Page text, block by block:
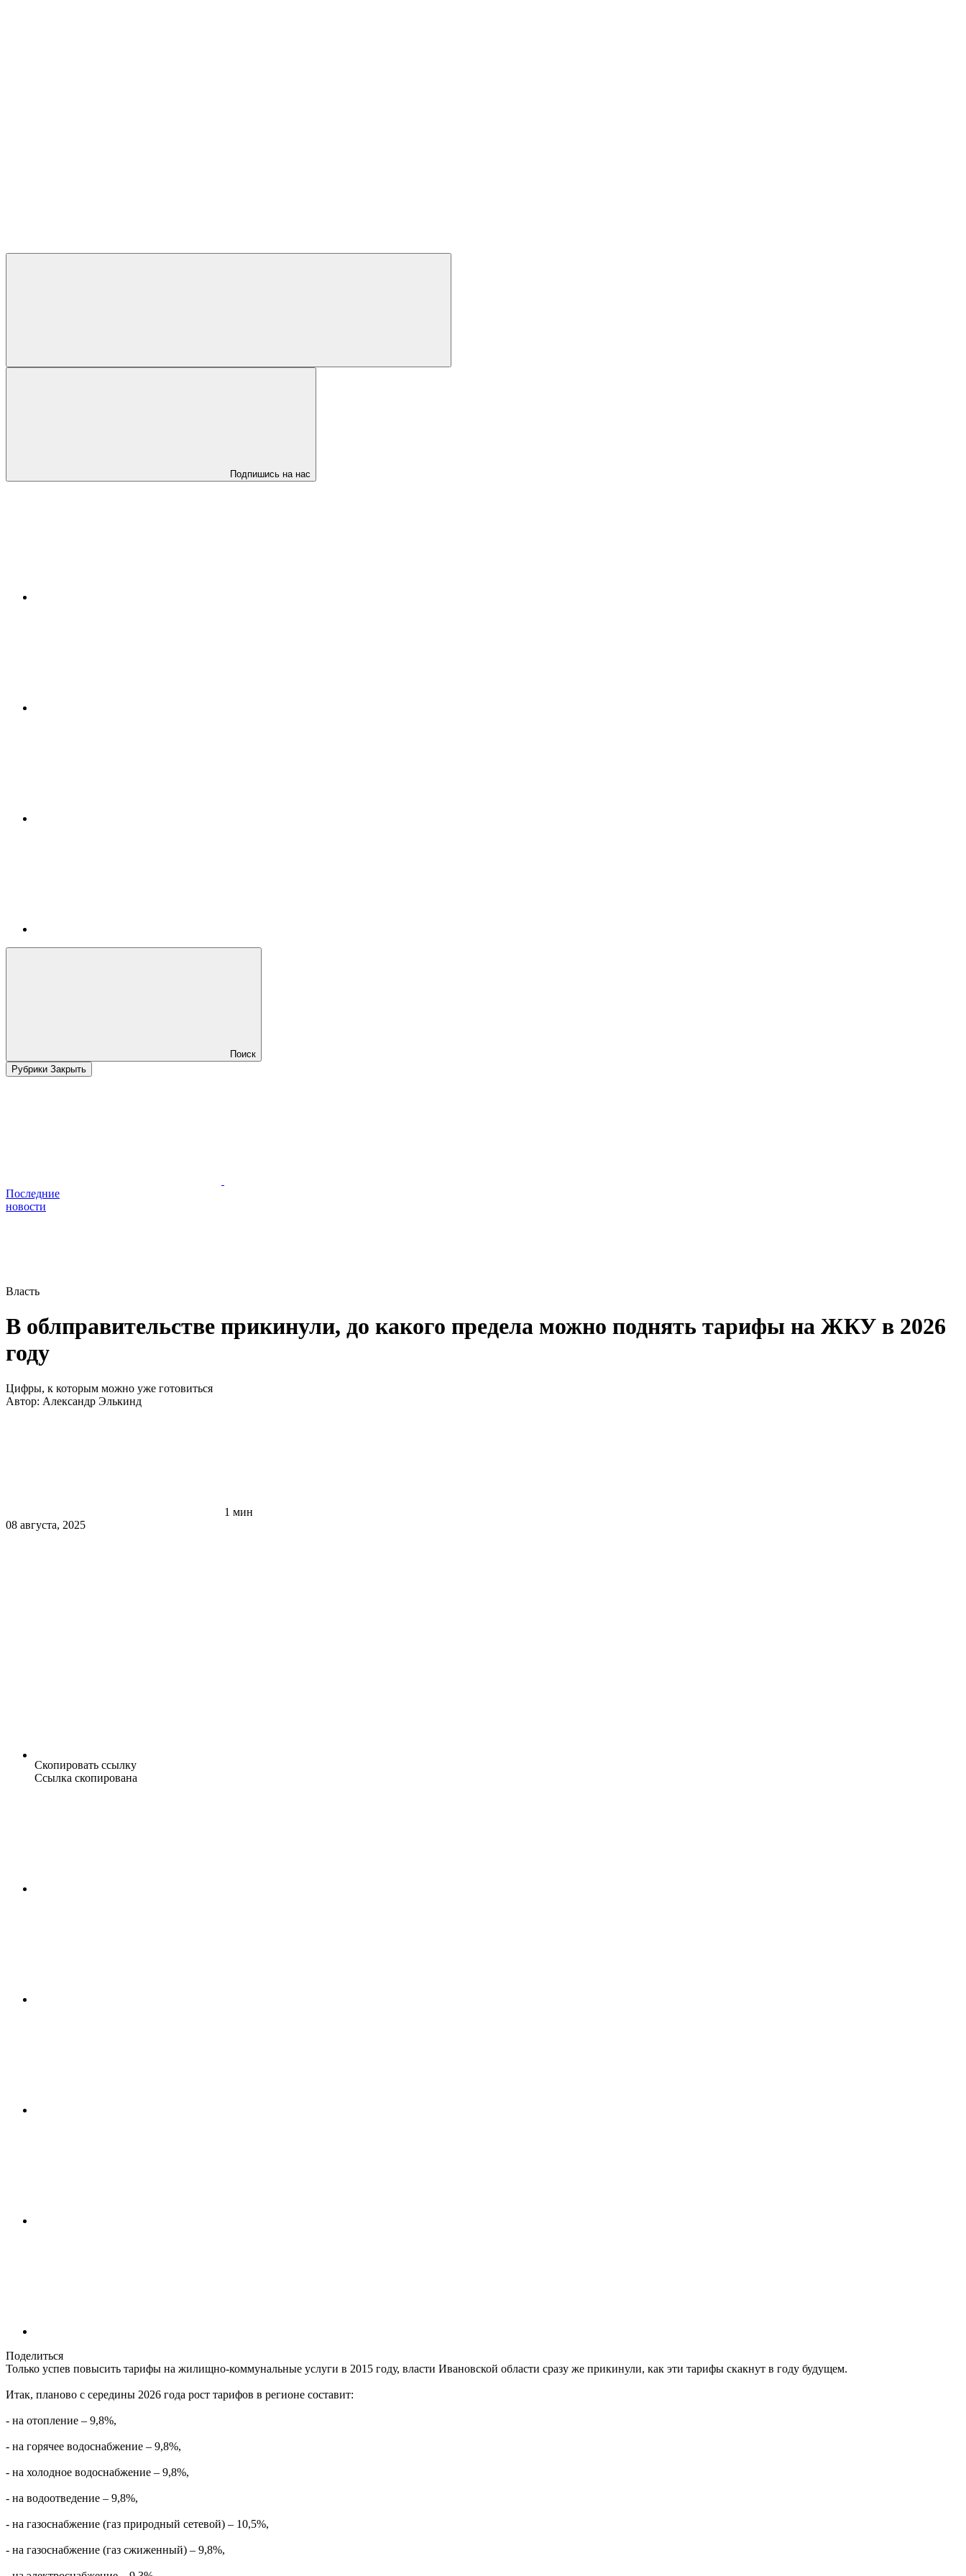
Подпишись на нас
Поиск
Рубрики Закрыть
Последние
новости
Власть
В облправительстве прикинули, до какого предела можно поднять тарифы на ЖКУ в 2026
году
Цифры, к которым можно уже готовиться
Автор: Александр Элькинд
1 мин
08 августа, 2025
Скопировать ссылку
Ссылка скопирована
Поделиться
Только успев повысить тарифы на жилищно-коммунальные услуги в 2015 году, власти Ивановской области сразу же прикинули, как эти тарифы скакнут в году будущем.
Итак, планово с середины 2026 года рост тарифов в регионе составит:
- на отопление – 9,8%,
- на горячее водоснабжение – 9,8%,
- на холодное водоснабжение – 9,8%,
- на водоотведение – 9,8%,
- на газоснабжение (газ природный сетевой) – 10,5%,
- на газоснабжение (газ сжиженный) – 9,8%,